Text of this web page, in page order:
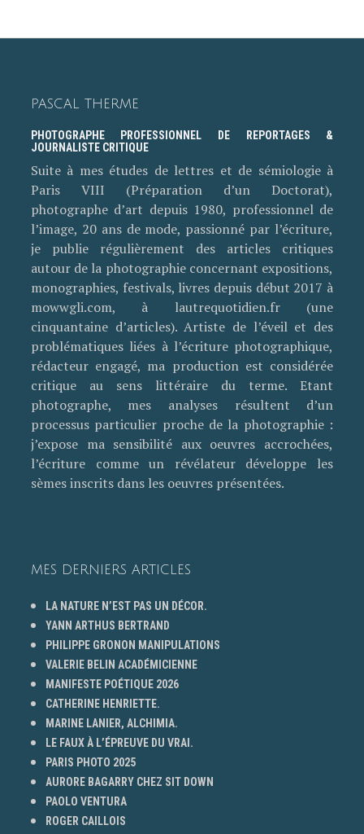
PASCAL THERME
PHOTOGRAPHE PROFESSIONNEL DE REPORTAGES &
JOURNALISTE CRITIQUE
Suite à mes études de lettres et de sémiologie à
Paris VIII (Préparation d’un Doctorat),
photographe d’art depuis 1980, professionnel de
l’image, 20 ans de mode, passionné par l’écriture,
je publie régulièrement des articles critiques
autour de la photographie concernant expositions,
monographies, festivals, livres depuis début 2017 à
mowwgli.com, à lautrequotidien.fr (une
cinquantaine d’articles). Artiste de l’éveil et des
problématiques liées à l’écriture photographique,
rédacteur engagé, ma production est considérée
critique au sens littéraire du terme. Etant
photographe, mes analyses résultent d’un
processus particulier proche de la photographie :
j’expose ma sensibilité aux oeuvres accrochées,
l’écriture comme un révélateur développe les
sèmes inscrits dans les oeuvres présentées.
MES DERNIERS ARTICLES
LA NATURE N’EST PAS UN DÉCOR.
YANN ARTHUS BERTRAND
PHILIPPE GRONON MANIPULATIONS
VALERIE BELIN ACADÉMICIENNE
MANIFESTE POÉTIQUE 2026
CATHERINE HENRIETTE.
MARINE LANIER, ALCHIMIA.
LE FAUX À L’ÉPREUVE DU VRAI.
PARIS PHOTO 2025
AURORE BAGARRY CHEZ SIT DOWN
PAOLO VENTURA
ROGER CAILLOIS